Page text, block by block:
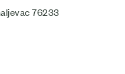
76233